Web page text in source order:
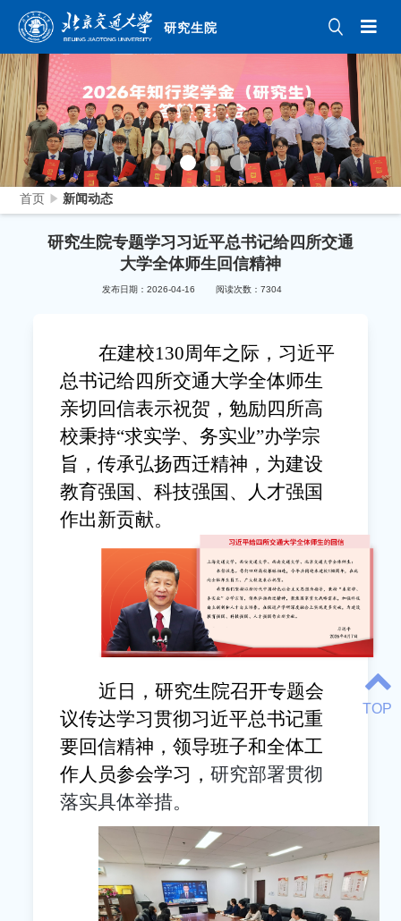
研究生院
首页 新闻动态
研究生院专题学习习近平总书记给四所交通
大学全体师生回信精神
发布日期：2026-04-16 阅读次数： 7304
在建校130周年之际，习近平
总书记给四所交通大学全体师生
亲切回信表示祝贺，勉励四所高
校秉持“求实学、务实业”办学宗
旨，传承弘扬西迁精神，为建设
教育强国、科技强国、人才强国
作出新贡献。
近日，研究生院召开专题会
议传达学习贯彻习近平总书记重
要回信精神，领导班子和全体工
作人员参会学习， 研究部署贯彻
落实具体举措。
TOP